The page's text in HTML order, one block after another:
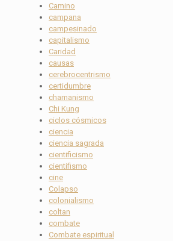
Camino
campana
campesinado
capitalismo
Caridad
causas
cerebrocentrismo
certidumbre
chamanismo
Chi Kung
ciclos cósmicos
ciencia
ciencia sagrada
cientificismo
cientifismo
cine
Colapso
colonialismo
coltan
combate
Combate espiritual